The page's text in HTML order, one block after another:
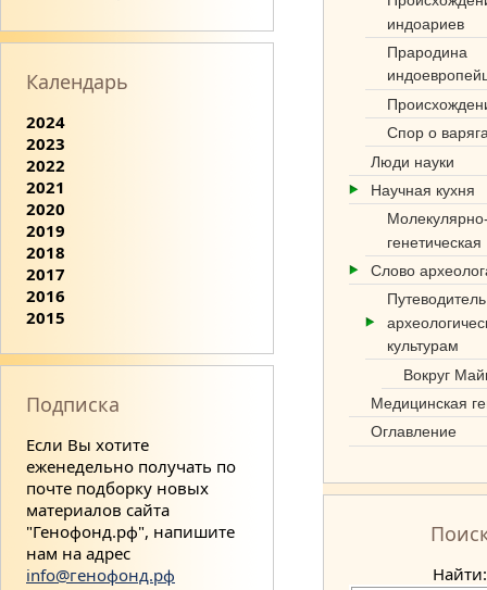
Календарь
2024
2023
2022
2021
2020
2019
2018
2017
2016
2015
Подписка
Если Вы хотите
еженедельно получать по
почте подборку новых
материалов сайта
"Генофонд.рф", напишите
нам на адрес
info@генофонд.рф
индоариев
Прародина
Спор о
Люди науки
Научная кухня
генетическая
Слово
культурам
Вокруг
Медицинская
Оглавление
Найти: